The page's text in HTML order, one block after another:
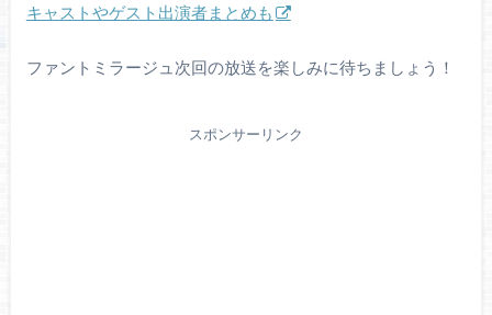
キャストやゲスト出演者まとめも
ファントミラージュ次回の放送を楽しみに待ちましょう！
スポンサーリンク